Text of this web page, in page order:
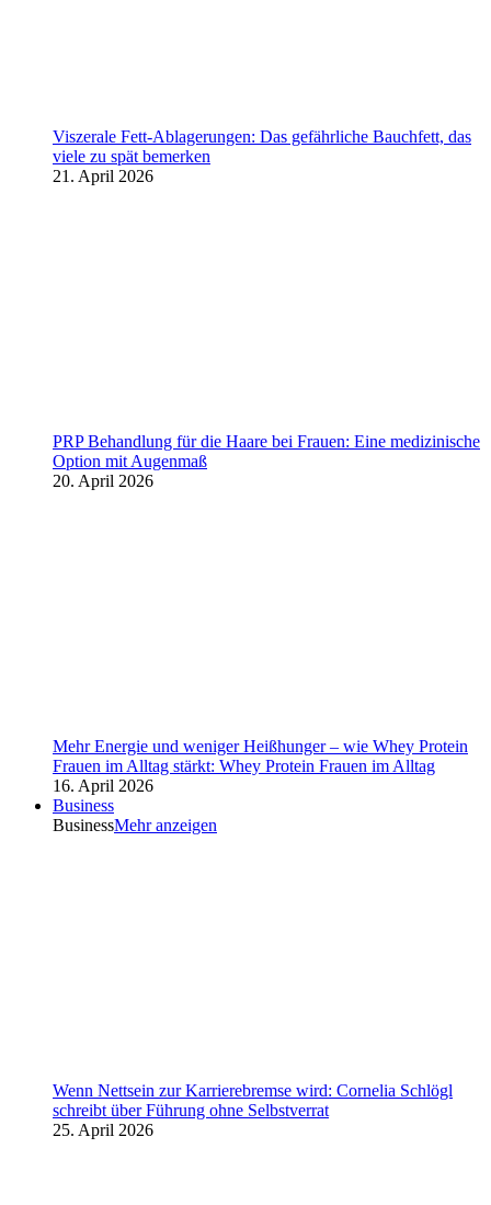
Viszerale Fett-Ablagerungen: Das gefährliche Bauchfett, das
viele zu spät bemerken
21. April 2026
PRP Behandlung für die Haare bei Frauen: Eine medizinische
Option mit Augenmaß
20. April 2026
Mehr Energie und weniger Heißhunger – wie Whey Protein
Frauen im Alltag stärkt: Whey Protein Frauen im Alltag
16. April 2026
Business
BusinessMehr anzeigen
Wenn Nettsein zur Karrierebremse wird: Cornelia Schlögl
schreibt über Führung ohne Selbstverrat
25. April 2026